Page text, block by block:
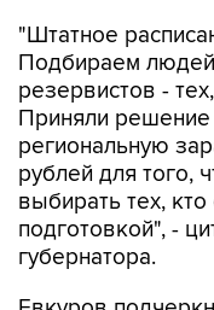
"Штатное
Подбираем людей
резервистов -
Приняли
региональную
рублей для того,
выбирать тех,
подготовкой", -
губернатора.